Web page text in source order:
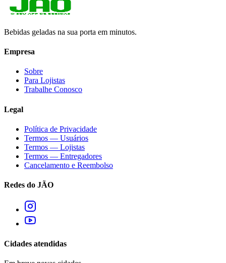
Bebidas geladas na sua porta em minutos.
Empresa
Sobre
Para Lojistas
Trabalhe Conosco
Legal
Política de Privacidade
Termos — Usuários
Termos — Lojistas
Termos — Entregadores
Cancelamento e Reembolso
Redes do JÃO
Cidades atendidas